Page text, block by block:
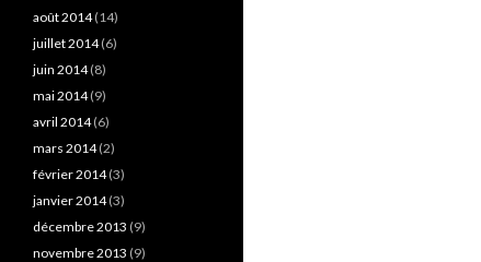
août 2014(14)
juillet 2014(6)
juin 2014(8)
mai 2014(9)
avril 2014(6)
mars 2014(2)
février 2014(3)
janvier 2014(3)
décembre 2013 (9)
novembre 2013 (9)